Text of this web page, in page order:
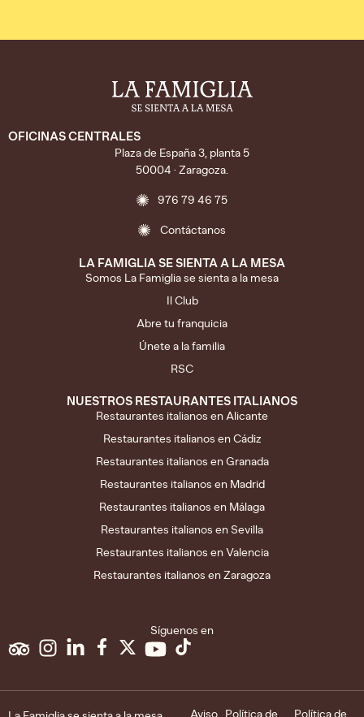
OFICINAS CENTRALES
Plaza de España 3, planta 5
50004 · Zaragoza.
976 79 46 75
Contáctanos
LA FAMIGLIA SE SIENTA A LA MESA
Somos La Famiglia se sienta a la mesa
Il Club
Abre tu franquicia
Únete a la familia
RSC
NUESTROS RESTAURANTES ITALIANOS
Restaurantes italianos en Alicante
Restaurantes italianos en Cádiz
Restaurantes italianos en Granada
Restaurantes italianos en Madrid
Restaurantes italianos en Málaga
Restaurantes italianos en Sevilla
Restaurantes italianos en Valencia
Restaurantes italianos en Zaragoza
Síguenos en
Aviso Política de Política de